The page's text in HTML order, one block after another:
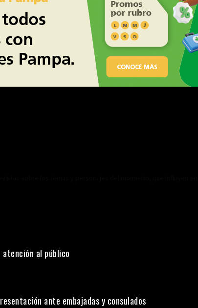
atención al público
ante embajadas y consulados